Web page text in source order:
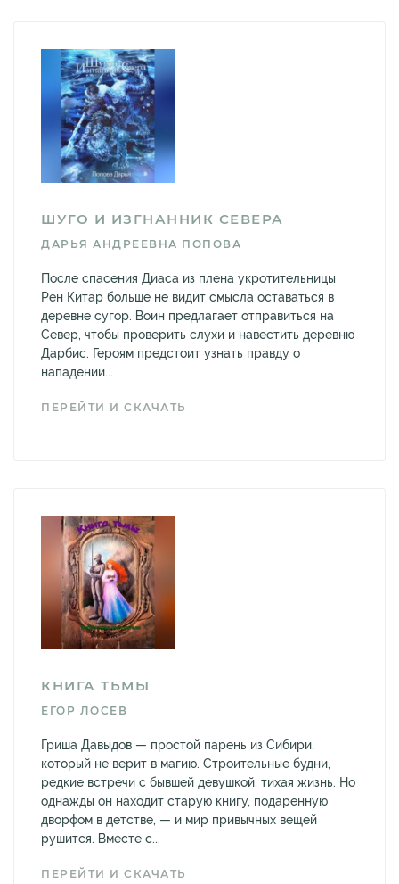
ШУГО И ИЗГНАННИК СЕВЕРА
ДАРЬЯ АНДРЕЕВНА ПОПОВА
После спасения Диаса из плена укротительницы
Рен Китар больше не видит смысла оставаться в
деревне сугор. Воин предлагает отправиться на
Север, чтобы проверить слухи и навестить деревню
Дарбис. Героям предстоит узнать правду о
нападении...
ПЕРЕЙТИ И СКАЧАТЬ
КНИГА ТЬМЫ
ЕГОР ЛОСЕВ
Гриша Давыдов — простой парень из Сибири,
который не верит в магию. Строительные будни,
редкие встречи с бывшей девушкой, тихая жизнь. Но
однажды он находит старую книгу, подаренную
дворфом в детстве, — и мир привычных вещей
рушится. Вместе с...
ПЕРЕЙТИ И СКАЧАТЬ